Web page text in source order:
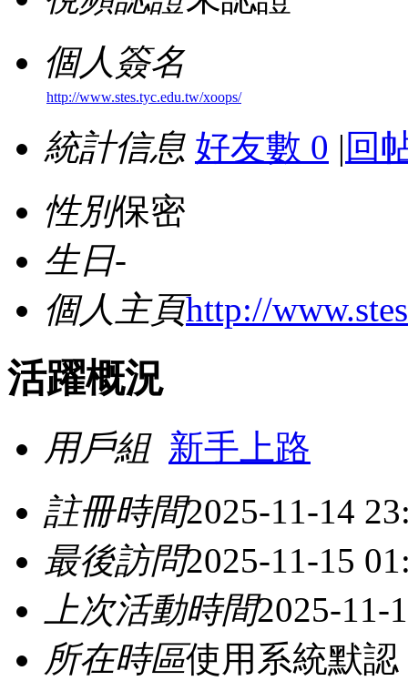
個人簽名
http://www.stes.tyc.edu.tw/xoops/
統計信息 好友數 0 | 回
性別保密
生日-
個人主頁http://
活躍概況
用戶組 新手上路
註冊時間2025-11-14
最後訪問2025-11-15
上次活動時間2025-11-
所在時區使用系統默認